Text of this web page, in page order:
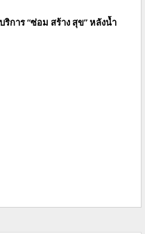
การ “ซ่อม สร้าง สุข” หลังน้ำ